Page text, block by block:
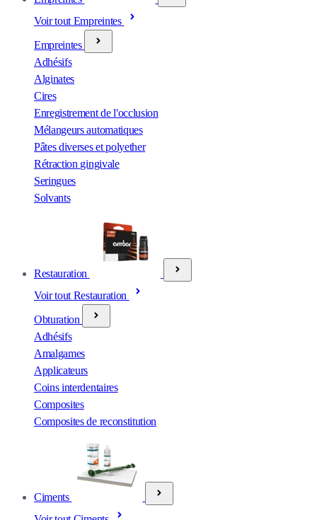
Voir tout Empreintes
Empreintes
Adhésifs
Alginates
Cires
Enregistrement de l'occlusion
Mélangeurs automatiques
Pâtes diverses et polyether
Rétraction gingivale
Seringues
Solvants
Restauration
Voir tout Restauration
Obturation
Adhésifs
Amalgames
Applicateurs
Coins interdentaires
Composites
Composites de reconstitution
Ciments